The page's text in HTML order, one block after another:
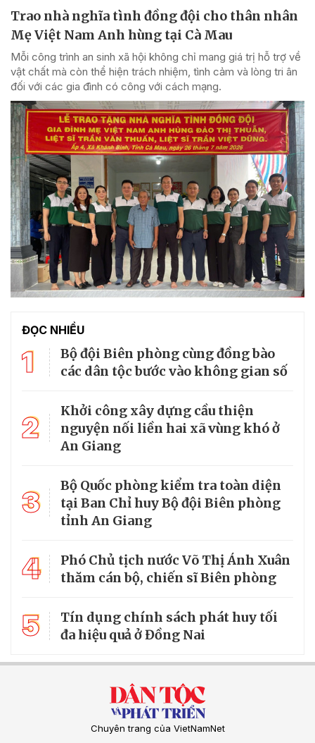
Trao nhà nghĩa tình đồng đội cho thân nhân
Mẹ Việt Nam Anh hùng tại Cà Mau
Mỗi công trình an sinh xã hội không chỉ mang giá trị hỗ trợ về
vật chất mà còn thể hiện trách nhiệm, tình cảm và lòng tri ân
đối với các gia đình có công với cách mạng.
ĐỌC NHIỀU
1
Bộ đội Biên phòng cùng đồng bào
các dân tộc bước vào không gian số
2
Khởi công xây dựng cầu thiện
nguyện nối liền hai xã vùng khó ở
An Giang
3
Bộ Quốc phòng kiểm tra toàn diện
tại Ban Chỉ huy Bộ đội Biên phòng
tỉnh An Giang
4
Phó Chủ tịch nước Võ Thị Ánh Xuân
thăm cán bộ, chiến sĩ Biên phòng
5
Tín dụng chính sách phát huy tối
đa hiệu quả ở Đồng Nai
Chuyên trang của VietNamNet